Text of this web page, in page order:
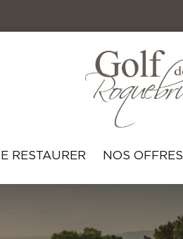
RESTAURER NOS OFFRES